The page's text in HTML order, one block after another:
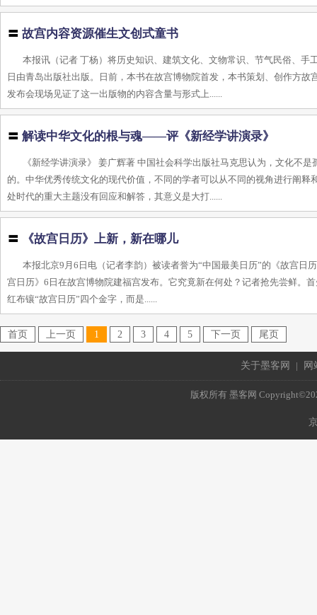
〓故宫内容资源催生文创式童书
本报讯（记者 丁杨）将历史知识、建筑文化、文物常识、节气民俗、
日由青岛出版社出版。日前，本书在故宫博物院首发，本书策划、创作方
发布会现场见证了这一出版物的内容含量与形式上......
〓解读中华文化的根与魂——评《新经学讲演录》
《新经学讲演录》 姜广辉著 中国社会科学出版社马克思认为，文化不
的。中华优秀传统文化的现代价值，不同的学者可以从不同的视角进行阐
处时代的重大主题没有回应和解答，其意义是大打......
〓 《故宫日历》上新，新在哪儿
本报北京9月6日电（记者李韵）被读者誉为“中国最美日历”的《故宫
宫日历》6日在故宫博物院建福宫发布。它究竟新在何处？记者抢先尝鲜。
红布镶“故宫日历”四个金字，而是......
首页 上一页 1 2 3 4 5 下一页 尾页
关于墨客网 | 网
版权所有 墨客网